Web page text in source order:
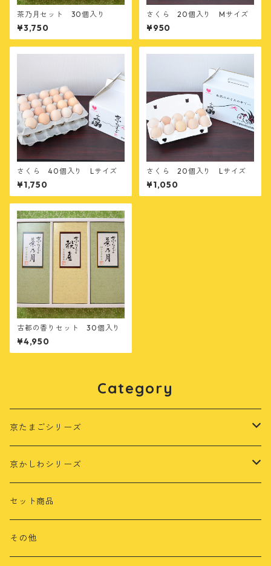
茶乃月セット 30個入り
¥3,750
さくら 20個入り Mサイズ
¥950
さくら 40個入り Lサイズ
¥1,750
さくら 20個入り Lサイズ
¥1,050
古都の香りセット 30個入り
¥4,950
Category
京たまごシリーズ
茶乃月
さくら
京かしわシリーズ
もみじ鶏
さくら鶏
セット商品
その他